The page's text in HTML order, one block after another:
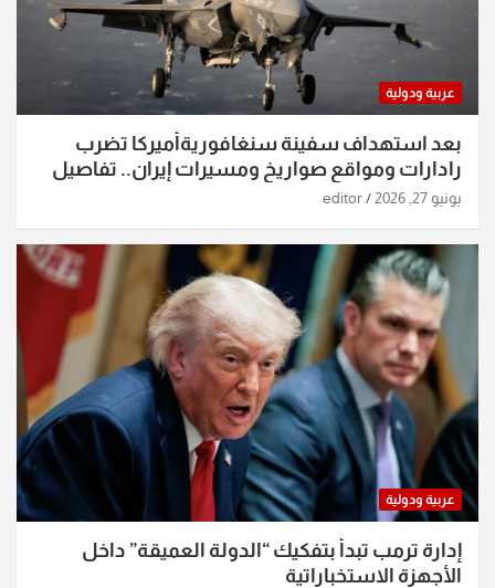
عربية ودولية
بعد استهداف سفينة سنغافوريةأميركا تضرب
رادارات ومواقع صواريخ ومسيرات إيران.. تفاصيل
الساعات الماضية
يونيو 27, 2026 editor
عربية ودولية
إدارة ترمب تبدأ بتفكيك “الدولة العميقة” داخل
الأجهزة الاستخباراتية